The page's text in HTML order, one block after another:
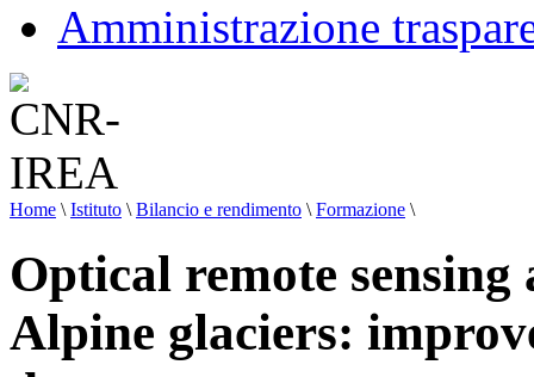
Amministrazione
Home \ Istituto \ Bilancio e rendimento \ Formazione \
Optical remote
Alpine glaciers: